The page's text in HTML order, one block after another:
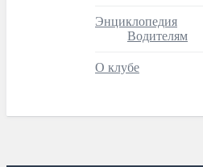
Энциклопедия
Водителям
О клубе